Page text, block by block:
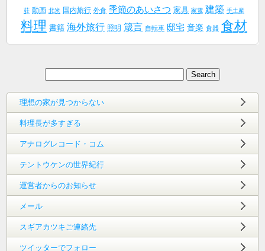
荘 動画 北米 国内旅行 外食 季節のあいさつ 家具 家電 建築 手土産
料理 書籍 海外旅行 照明 箴言 自転車 邸宅 音楽 食器 食材
理想の家が見つからない
料理長が多すぎる
アナログレコード・コム
テントウケンの世界紀行
運営者からのお知らせ
メール
スギアカツキご連絡先
ツイッターでフォロー